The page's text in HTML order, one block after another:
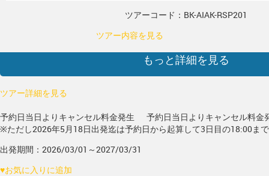
ツアーコード：BK-AIAK-RSP201
ツアー内容を見る
もっと詳細を見る
ツアー詳細を見る
予約日当日よりキャンセル料金発生
予約日当日よりキャンセル料金
※ただし2026年5月18日出発迄は予約日から起算して3日目の18:00ま
出発期間：2026/03/01～2027/03/31
♥お気に入りに追加